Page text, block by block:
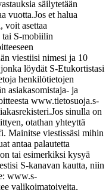
säilytetään
vuotta.Jos et halua
voit asettaa
S-mobiilin
viestiisi nimesi ja 10
löydät S-Etukortistasi
henkilötietojen
asiakasomistaja- ja
www.tietosuoja.s-
Jos sinulla on
otathan yhteyttä
Mainitse viestissäsi mihin
antaa palautetta
tai esimerkiksi kysyä
S-kanavan kautta, niin
www.s-
valikoimatoiveita,